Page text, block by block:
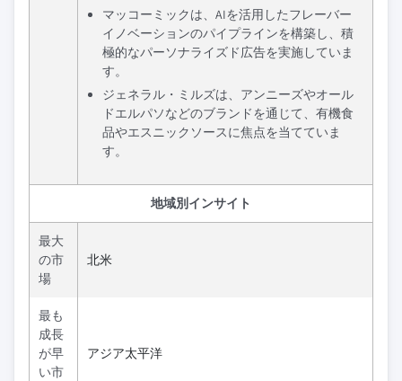
マッコーミックは、AIを活用したフレーバー
イノベーションのパイプラインを構築し、積
極的なパーソナライズド広告を実施していま
す。
ジェネラル・ミルズは、アンニーズやオール
ドエルパソなどのブランドを通じて、有機食
品やエスニックソースに焦点を当てていま
す。
地域別インサイト
最大
の市
場
北米
最も
成長
が早
い市
アジア太平洋